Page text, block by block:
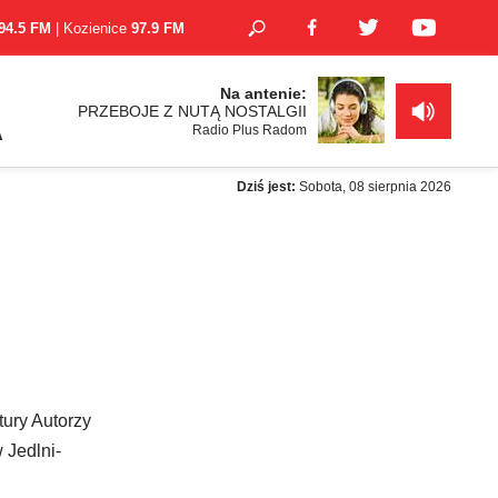
FM | Kozienice 97.9 FM
Na antenie:
PRZEBOJE Z NUTĄ NOSTALGII
Radio Plus Radom
Dziś jest: Sobota, 08 sierpnia 2026
Autorzy
Jedlni-